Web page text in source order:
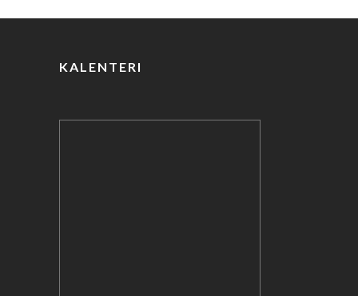
k
KALENTERI